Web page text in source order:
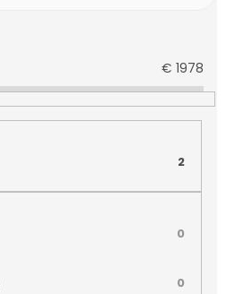
€ 1978
2
0
0